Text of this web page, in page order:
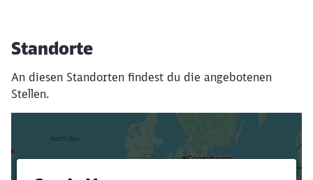
Standorte
An diesen Standorten findest du die angebotenen
Stellen.